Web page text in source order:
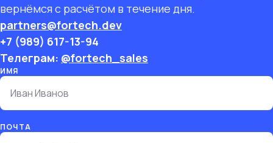
вернёмся с расчётом в течение дня.
partners@fortech.dev
+7 (989) 617-13-94
Телеграм: @fortech_sales
ИМЯ
ПОЧТА